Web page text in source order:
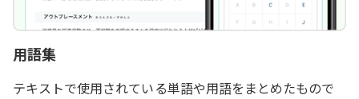
用語集
テキストで使用されている単語や用語をまとめたもので